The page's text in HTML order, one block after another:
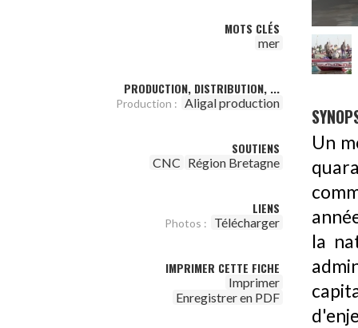
MOTS CLÉS
mer
PRODUCTION, DISTRIBUTION, ...
Production : Aligal production
SOUTIENS
CNC Région Bretagne
LIENS
Photos : Télécharger
IMPRIMER CETTE FICHE
Imprimer
Enregistrer en PDF
Un
la